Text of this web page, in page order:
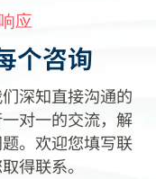
应
个咨询
深知直接沟通的
对一的交流，解
。欢迎您填写联
得联系。